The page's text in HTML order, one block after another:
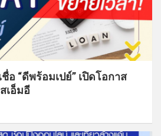
อ “ดีพร้อมเปย์” เปิดโอกาส
เอ็มอี